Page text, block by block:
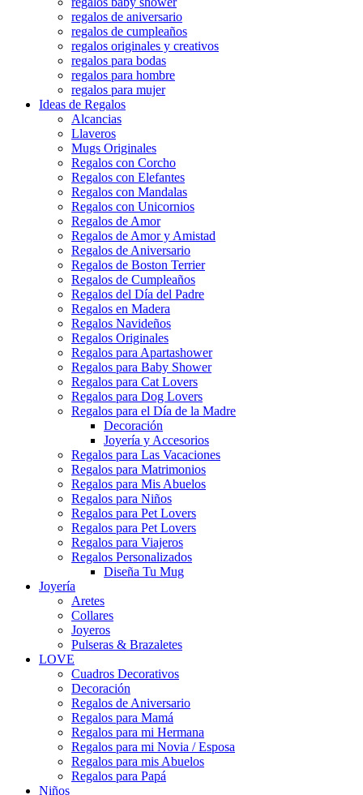
regalos de aniversario
regalos de cumpleaños
regalos originales y creativos
regalos para bodas
regalos para hombre
regalos para mujer
Ideas de Regalos
Alcancias
Llaveros
Mugs Originales
Regalos con Corcho
Regalos con Elefantes
Regalos con Mandalas
Regalos con Unicornios
Regalos de Amor
Regalos de Amor y Amistad
Regalos de Aniversario
Regalos de Boston Terrier
Regalos de Cumpleaños
Regalos del Día del Padre
Regalos en Madera
Regalos Navideños
Regalos Originales
Regalos para Apartashower
Regalos para Baby Shower
Regalos para Cat Lovers
Regalos para Dog Lovers
Regalos para el Día de la Madre
Decoración
Joyería y Accesorios
Regalos para Las Vacaciones
Regalos para Matrimonios
Regalos para Mis Abuelos
Regalos para Niños
Regalos para Pet Lovers
Regalos para Pet Lovers
Regalos para Viajeros
Regalos Personalizados
Diseña Tu Mug
Joyería
Aretes
Collares
Joyeros
Pulseras & Brazaletes
LOVE
Cuadros Decorativos
Decoración
Regalos de Aniversario
Regalos para Mamá
Regalos para mi Hermana
Regalos para mi Novia / Esposa
Regalos para mis Abuelos
Regalos para Papá
Niños